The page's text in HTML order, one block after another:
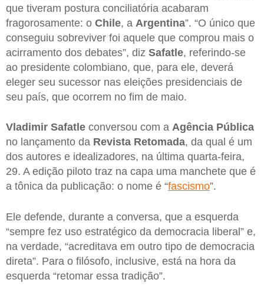
que tiveram postura conciliatória acabaram
fragorosamente: o Chile, a Argentina”. “O único que
conseguiu sobreviver foi aquele que comprou mais o
acirramento dos debates”, diz Safatle, referindo-se
ao presidente colombiano, que, para ele, deverá
eleger seu sucessor nas eleições presidenciais de
seu país, que ocorrem no fim de maio.
Vladimir Safatle conversou com a Agência Pública
no lançamento da Revista Retomada, da qual é um
dos autores e idealizadores, na última quarta-feira,
29. A edição piloto traz na capa uma manchete que é
a tônica da publicação: o nome é “fascismo”.
Ele defende, durante a conversa, que a esquerda
“sempre fez uso estratégico da democracia liberal” e,
na verdade, “acreditava em outro tipo de democracia
direta”. Para o filósofo, inclusive, está na hora da
esquerda “retomar essa tradição”.